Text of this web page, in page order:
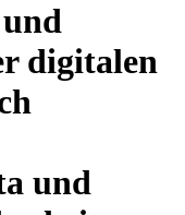
digitalen
und